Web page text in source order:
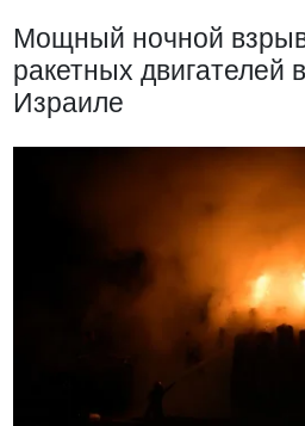
Мощный ночной
ракетных двигателей
Израиле